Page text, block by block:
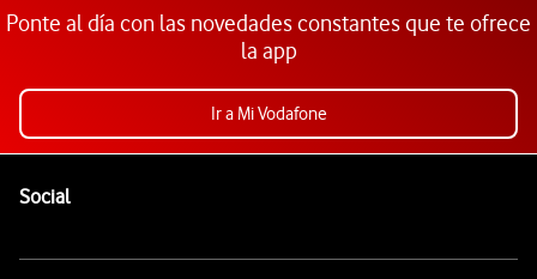
Ponte al día con las novedades constantes que te ofrece
la app
Ir a Mi Vodafone
SocialEnlaces a las redes sociales de Vodafone